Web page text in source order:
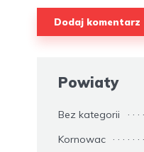
Powiaty
Bez kategorii
Kornowac